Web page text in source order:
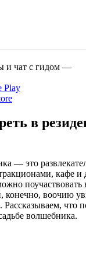
и чат с гидом —
Play
в
— это
кафе
поучаствовать
конечно, воочию
что
волшебника.